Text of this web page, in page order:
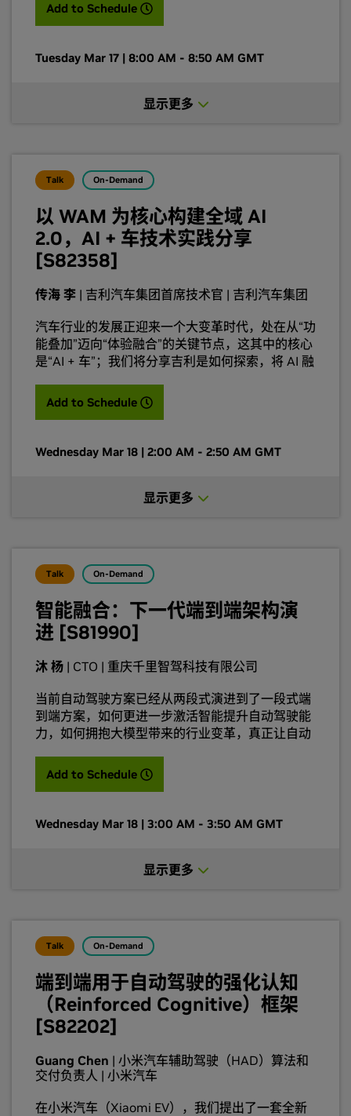
式可能。 作为最早实践“视觉-语言-动作”（VLA）
一架构的 Foundation Model，打造具备更强认知
统量产交付，并通过真实道路数据形成持续优化的
擎”，结合 NVIDIA 平台协同，构建从训练、验证及
部署的研发闭环，为下一代辅助驾驶系统打造智能
进化的“底座能力”。
Add to Schedule (opens in a new tab)
Tuesday Mar 17 | 8:00 AM - 8:50 AM GMT
显示更多
Talk On-Demand
以 WAM 为核心构建全域 AI
2.0，AI + 车技术实践分享
[S82358]
传海 李 | 吉利汽车集团首席技术官 | 吉利汽车集团
汽车行业的发展正迎来一个大变革时代，处在从“功
能叠加”迈向“体验融合”的关键节点，这其中的核心
是“AI + 车”；我们将分享吉利是如何探索，将 AI 融
以及生产制造、企业发展等全链路，以及我们最新
提出全域 AI 2.0 技术架构和 WAM 模型的实践应
Add to Schedule (opens in a new tab)
Wednesday Mar 18 | 2:00 AM - 2:50 AM GMT
显示更多
Talk On-Demand
智能融合：下一代端到端架构演
进 [S81990]
沐 杨 | CTO | 重庆千里智驾科技有限公司
当前自动驾驶方案已经从两段式演进到了一段式端
到端方案，如何更进一步激活智能提升自动驾驶能
力，如何拥抱大模型带来的行业变革，真正让自动
提供一些思路以供抛砖引玉。
Add to Schedule (opens in a new tab)
Wednesday Mar 18 | 3:00 AM - 3:50 AM GMT
显示更多
Talk On-Demand
端到端用于自动驾驶的强化认知
（Reinforced Cognitive）框架
[S82202]
Guang Chen | 小米汽车辅助驾驶（HAD）算法和
交付负责人 | 小米汽车
在小米汽车（Xiaomi EV），我们提出了一套全新